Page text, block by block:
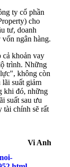
ty cổ phần
cho
tư, doanh
ngân hàng.
cả khoản vay
trình. Những
không còn
suất giảm
khi đó, những
suất sau ưu
tài chính sẽ rất
Vi Anh